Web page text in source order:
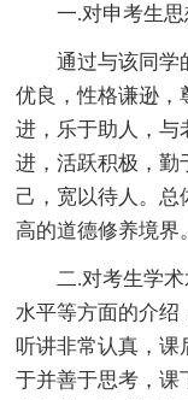
一.对申考生思
通过与该同学的
优良，性格谦逊，
进，乐于助人，与
进，活跃积极，勤
己，宽以待人。总
高的道德修养境界。
二.对考生学术
水平等方面的介绍
听讲非常认真，课
于并善于思考，课